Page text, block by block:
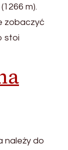
m).
zobaczyć
stoi
należy do